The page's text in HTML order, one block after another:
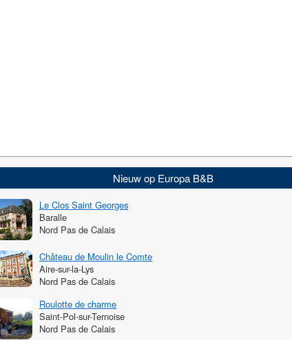
Nieuw op Europa B&B
Le Clos Saint Georges
Baralle
Nord Pas de Calais
Château de Moulin le Comte
Aire-sur-la-Lys
Nord Pas de Calais
Roulotte de charme
Saint-Pol-sur-Ternoise
Nord Pas de Calais